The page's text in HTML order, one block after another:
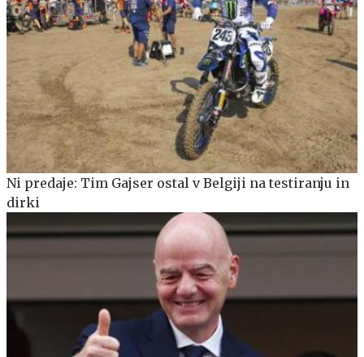
Ni predaje: Tim Gajser ostal v Belgiji na testiranju in
dirki